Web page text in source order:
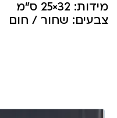
מידות: 32×25 ס”מ
צבעים: שחור / חום